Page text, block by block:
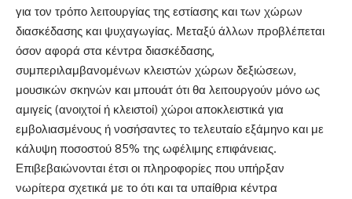
για τον τρόπο λειτουργίας της εστίασης και των χώρων
διασκέδασης και ψυχαγωγίας. Μεταξύ άλλων προβλέπεται
όσον αφορά στα κέντρα διασκέδασης,
συμπεριλαμβανομένων κλειστών χώρων δεξιώσεων,
μουσικών σκηνών και μπουάτ ότι θα λειτουργούν μόνο ως
αμιγείς (ανοιχτοί ή κλειστοί) χώροι αποκλειστικά για
εμβολιασμένους ή νοσήσαντες το τελευταίο εξάμηνο και με
κάλυψη ποσοστού 85% της ωφέλιμης επιφάνειας.
Επιβεβαιώνονται έτσι οι πληροφορίες που υπήρξαν
νωρίτερα σχετικά με το ότι και τα υπαίθρια κέντρα